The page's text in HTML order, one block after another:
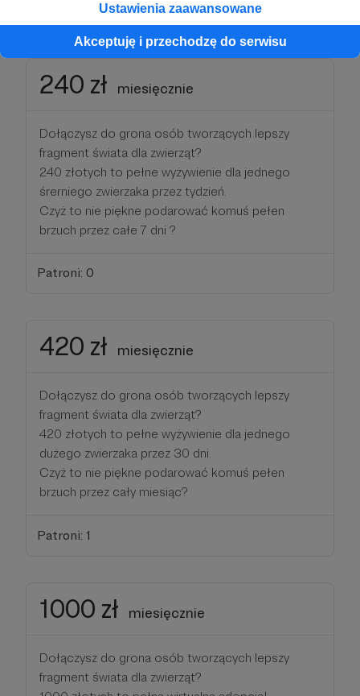
Ustawienia zaawansowane
Akceptuję i przechodzę do serwisu
240 zł miesięcznie
Dołączysz do grona osób tworzących lepszy
fragment świata dla zwierząt?
240 złotych to pełne wyżywienie dla jednego
śrerniego zwierzaka przez tydzień.
Czyż to nie piękne podarować komuś pełen
brzuch przez całe 7 dni ?
Patroni: 0
420 zł miesięcznie
Dołączysz do grona osób tworzących lepszy
fragment świata dla zwierząt?
420 złotych to pełne wyżywienie dla jednego
dużego zwierzaka przez 30 dni.
Czyż to nie piękne podarować komuś pełen
brzuch przez cały miesiąc?
Patroni: 1
1000 zł miesięcznie
Dołączysz do grona osób tworzących lepszy
fragment świata dla zwierząt?